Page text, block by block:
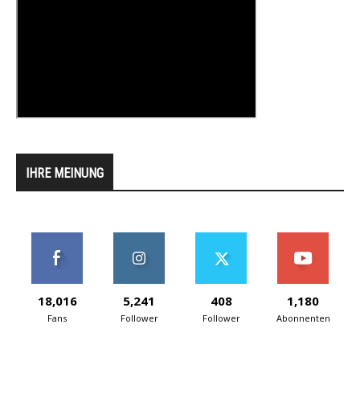
IHRE MEINUNG
18,016
Fans
5,241
Follower
408
Follower
1,180
Abonnenten